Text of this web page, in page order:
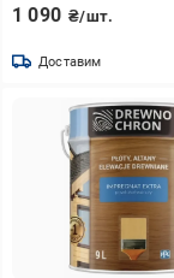
1 090 ₴/шт.
Доставим